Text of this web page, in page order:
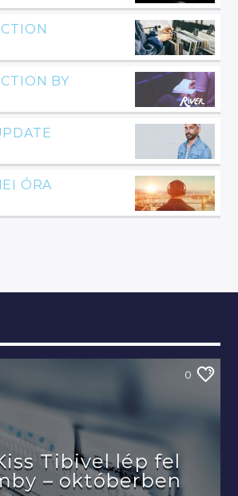
BY
ÓRA
0
Tibivel lép fel
– októberben